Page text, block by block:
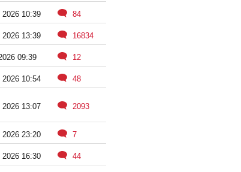
2026 10:39 84
2026 13:39 16834
09:39 12
2026 10:54 48
2026 13:07 2093
2026 23:20 7
2026 16:30 44